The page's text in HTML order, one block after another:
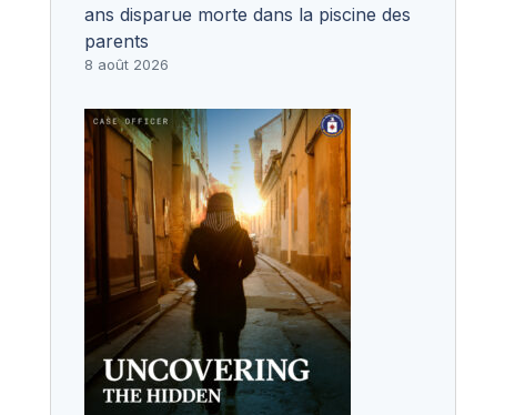
ans disparue morte dans la piscine des
parents
8 août 2026